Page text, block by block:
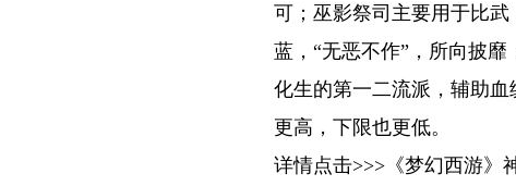
可；巫影祭司主要用于比
蓝，“无恶不作”，所向披
化生的第一二流派，辅助
更高，下限也更低。
详情点击>>>《梦幻西游》